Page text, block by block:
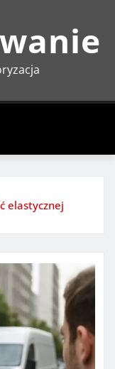
elastycznej